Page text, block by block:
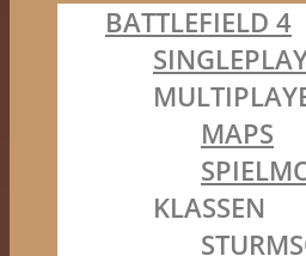
BATTLEFIELD 4
MAPS
KLASSEN